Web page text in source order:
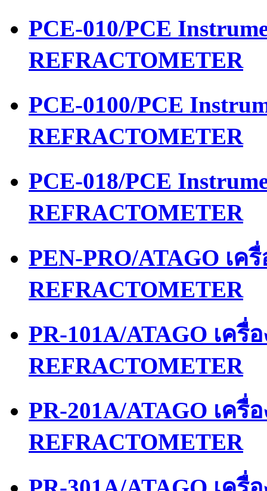
PCE-010/PCE
REFRACTOMETER
PCE-0100/PCE
REFRACTOMETER
PCE-018/PCE
REFRACTOMETER
PEN-PRO/ATAGO เ
REFRACTOMETER
PR-101A/ATAGO เค
REFRACTOMETER
PR-201A/ATAGO เค
REFRACTOMETER